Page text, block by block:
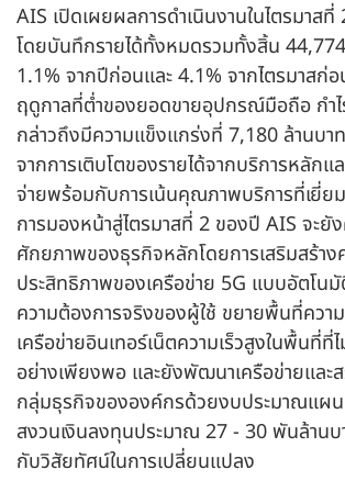
AIS เปิดเผยผลการดำเนินงานในไตรมาส
โดยบันทึกรายได้ทั้งหมดรวมทั้งสิ้น
1.1% จากปีก่อนและ 4.1% จากไตรมาสก่อ
ฤดูกาลที่ต่ำของยอดขายอุปกรณ์มือถือ กำ
กล่าวถึงมีความแข็งแกร่งที่ 7,180 ล้านบา
จากการเติบโตของรายได้จากบริการหลักแ
จ่ายพร้อมกับการเน้นคุณภาพบริการที่เยี่ย
การมองหน้าสู่ไตรมาสที่ 2 ของปี AIS จะ
ศักยภาพของธุรกิจหลักโดยการเสริมสร้าง
ประสิทธิภาพของเครือข่าย 5G แบบอัตโน
ความต้องการจริงของผู้ใช้ ขยายพื้นที่คว
เครือข่ายอินเทอร์เน็ตความเร็วสูงในพื้นที่ที่
อย่างเพียงพอ และยังพัฒนาเครือข่ายและ
กลุ่มธุรกิจขององค์กรด้วยงบประมาณแผน
สงวนเงินลงทุนประมาณ 27 - 30 พันล้าน
กับวิสัยทัศน์ในการเปลี่ยนแปลง